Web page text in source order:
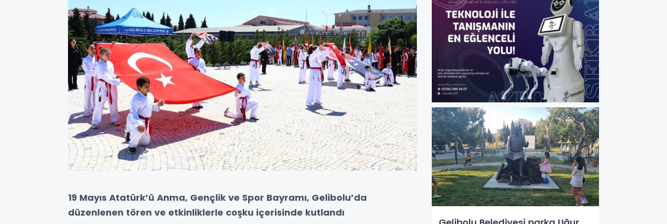
19 Mayıs Atatürk’ü Anma, Gençlik ve Spor Bayramı, Gelibolu’da
düzenlenen tören ve etkinliklerle coşku içerisinde kutlandı